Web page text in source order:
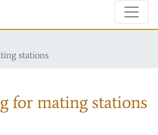
stations
for mating stations